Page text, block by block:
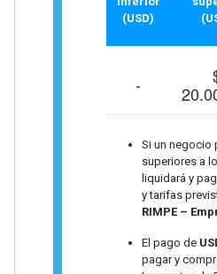
(USD)
-
Si un negocio
superiores a
liquidará y
y tarifas
RIMPE –
El pago de
pagar y